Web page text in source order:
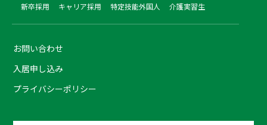
新卒採用 キャリア採用 特定技能外国人 介護実習生
お問い合わせ
入居申し込み
プライバシーポリシー